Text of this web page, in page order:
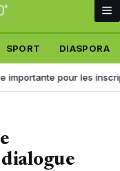
SPORT DIASPORA
pour les